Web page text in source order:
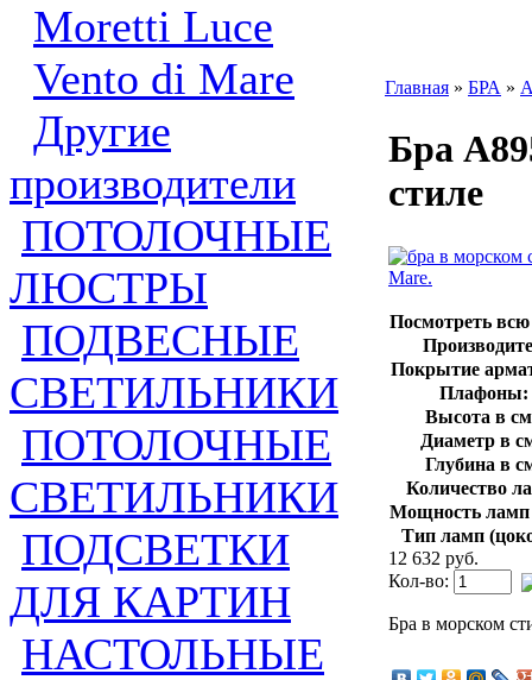
Moretti Luce
Vento di Mare
Другие
производители
ПОТОЛОЧНЫЕ
ЛЮСТРЫ
ПОДВЕСНЫЕ
СВЕТИЛЬНИКИ
ПОТОЛОЧНЫЕ
СВЕТИЛЬНИКИ
ПОДСВЕТКИ
ДЛЯ КАРТИН
НАСТОЛЬНЫЕ
Главная » БРА »
Бра
стиле
Посмотреть
Покрытие
Плафоны:
Высота в
Диаметр в
Глубина в
Количество
Мощность
Тип ламп
12 632 руб.
Кол-во:
Бра в морском